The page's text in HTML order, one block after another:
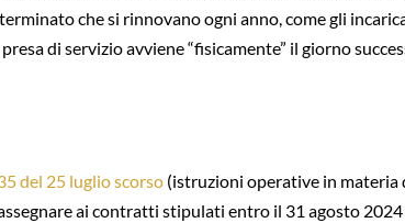
che si rinnovano ogni anno, come gli
di servizio avviene “fisicamente” il giorno
del 25 luglio scorso(istruzioni operative in materia
ai contratti stipulati entro il 31 agosto